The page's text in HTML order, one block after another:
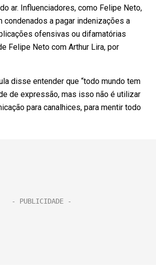
ar. Influenciadores, como Felipe Neto,
condenados a pagar indenizações a
ofensivas ou difamatórias
Felipe Neto com Arthur Lira, por
disse entender que “todo mundo tem
de expressão, mas isso não é utilizar
para canalhices, para mentir todo